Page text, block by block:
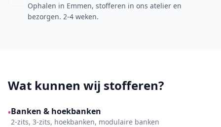
Ophalen in Emmen, stofferen in ons atelier en
bezorgen. 2-4 weken.
Wat kunnen wij stofferen?
•Banken & hoekbanken
2-zits, 3-zits, hoekbanken, modulaire banken